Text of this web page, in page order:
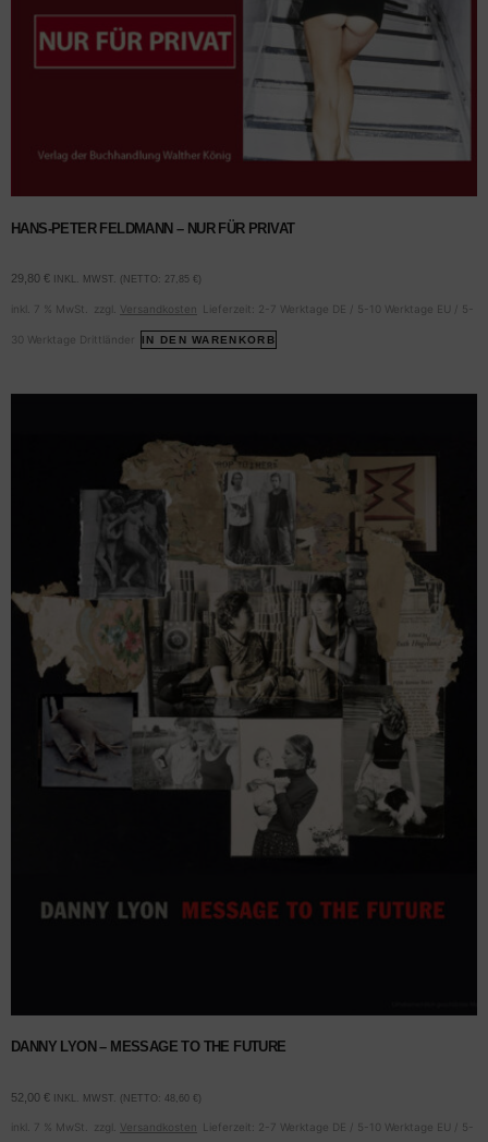
HANS-PETER FELDMANN – NUR FÜR PRIVAT
29,80 € INKL. MWST. (NETTO: 27,85 €)
inkl. 7 % MwSt. zzgl. Versandkosten Lieferzeit: 2-7 Werktage DE / 5-10 Werktage EU / 5-
30 Werktage Drittländer IN DEN WARENKORB
DANNY LYON – MESSAGE TO THE FUTURE
52,00 € INKL. MWST. (NETTO: 48,60 €)
inkl. 7 % MwSt. zzgl. Versandkosten Lieferzeit: 2-7 Werktage DE / 5-10 Werktage EU / 5-